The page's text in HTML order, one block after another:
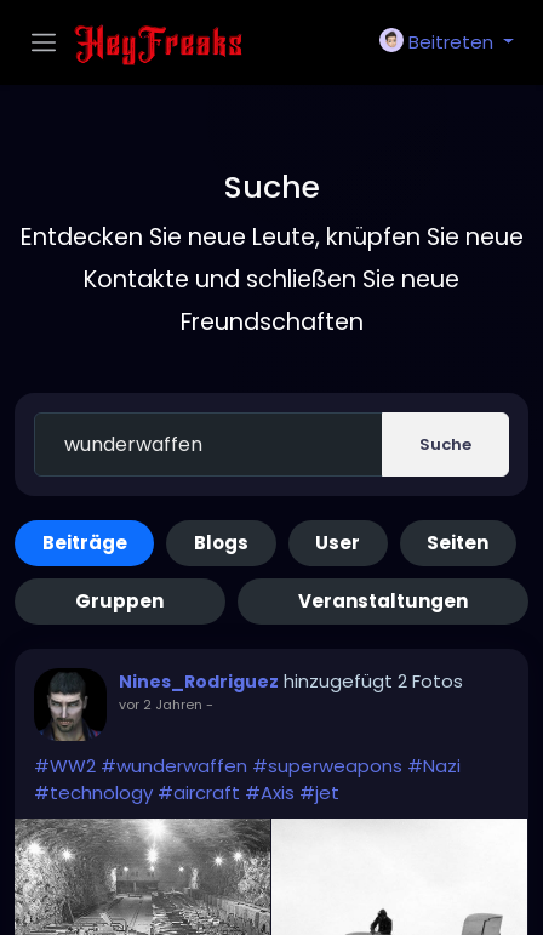
Beitreten
Suche
Entdecken Sie neue Leute, knüpfen Sie neue
Kontakte und schließen Sie neue
Freundschaften
Suche
Beiträge Blogs User Seiten
Gruppen Veranstaltungen
Nines_Rodriguez hinzugefügt 2 Fotos
vor 2 Jahren -
#WW2 #wunderwaffen #superweapons #Nazi
#technology #aircraft #Axis #jet